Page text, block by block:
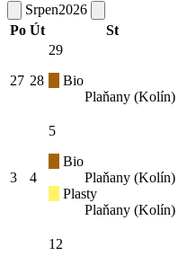
Srpen2026
Po Út St
27 28
29
Bio
Plaňany (Kolín)
3 4
5
Bio
Plaňany (Kolín)
Plasty
Plaňany (Kolín)
12